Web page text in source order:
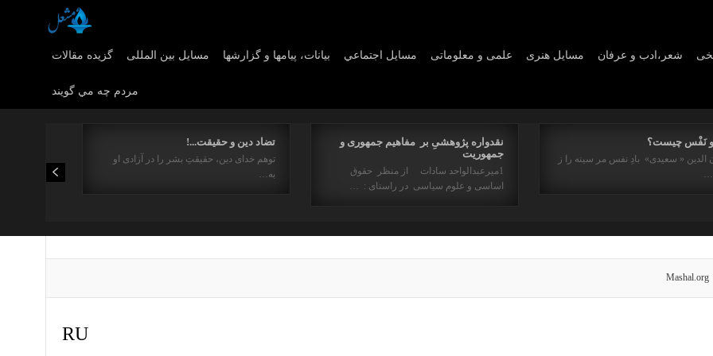
گزیده مقالات مسایل بین المللی بیانات، پیامها و گزارشها مسايل اجتماعي علمی و معلوماتی مسايل هنری شعر،ادب و عرفان
مردم چه مي گويند
تضاد دین و حقیقت...!
توهم خدای دین، حقیقتِ بشر را در آزادی او
به…
نقدواره پژوهشیِ بر مفاهیم جمهوری و
جمهوریت
1میرعبدالواحد سادات از منظر حقوق
اساسی و علوم سیاسی در راستای : …
و نَفْس چیست؟
الدین « سعیدی» بادِ نفس مر سینه را ز
Mashal.org
RU